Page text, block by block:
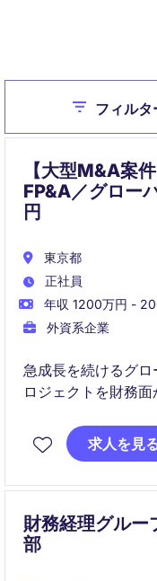
Closeフィルタ
【大型M&A案
FP&A／グロー
円
東京都
正社員
年収 1200万円 -
外資系企業
急成長を続けるグ
ロジェクトを財務
経営層と連携し、
ことができる希少
求人を見
財務経理グルー
部